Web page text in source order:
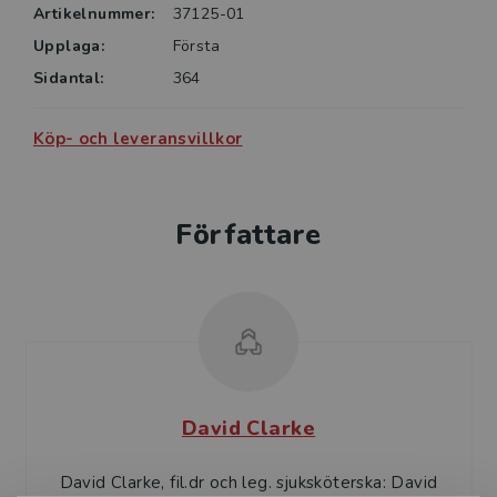
Artikelnummer:
37125-01
Upplaga:
Första
Sidantal:
364
Köp- och leveransvillkor
Författare
David Clarke
David Clarke, fil.dr och leg. sjuksköterska: David